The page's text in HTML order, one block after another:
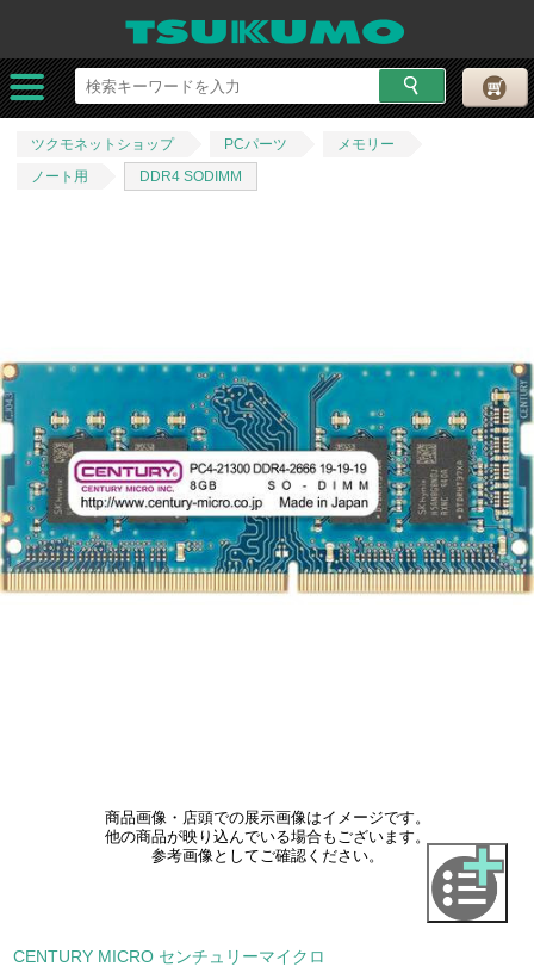
ツクモネットショップ PCパーツ
メモリー
ノート用
DDR4 SODIMM
商品画像・店頭での展示画像はイメージです。
他の商品が映り込んでいる場合もございます。
参考画像としてご確認ください。
CENTURY MICRO センチュリーマイクロ